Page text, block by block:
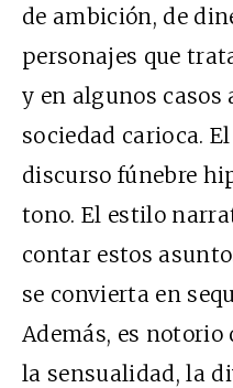
de ambición, de
personajes que
y en algunos casos
sociedad carioca.
discurso fúnebre
tono. El estilo
contar estos
se convierta en
Además, es notorio
la sensualidad, la